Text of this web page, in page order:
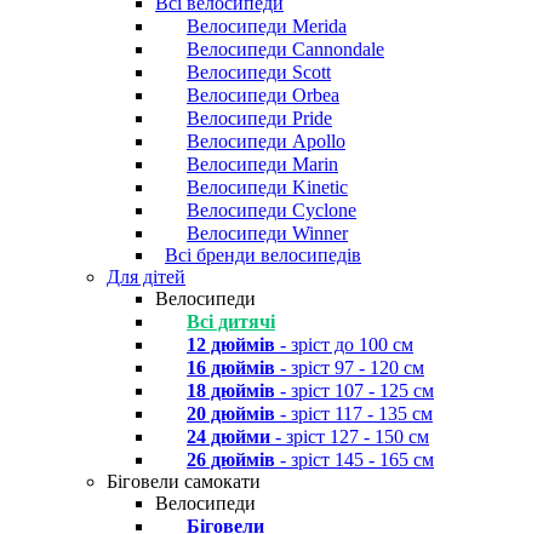
Велосипеди Merida
Велосипеди Cannondale
Велосипеди Scott
Велосипеди Orbea
Велосипеди Pride
Велосипеди Apollo
Велосипеди Marin
Велосипеди Kinetic
Велосипеди Cyclone
Велосипеди Winner
Всі бренди велосипедів
Для дітей
Велосипеди
Всі дитячі
12 дюймів - зріст до 100 см
16 дюймів - зріст 97 - 120 см
18 дюймів - зріст 107 - 125 см
20 дюймів - зріст 117 - 135 см
24 дюйми - зріст 127 - 150 см
26 дюймів - зріст 145 - 165 см
Біговели самокати
Велосипеди
Біговели